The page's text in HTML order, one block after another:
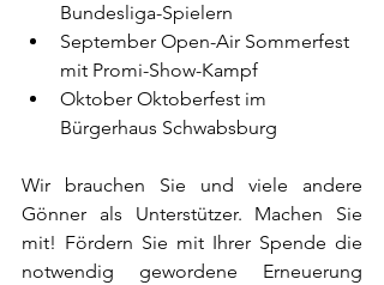
Bundesliga-Spielern
September Open-Air Sommerfest
mit Promi-Show-Kampf
Oktober Oktoberfest im
Bürgerhaus Schwabsburg
Wir brauchen Sie und viele andere
Gönner als Unterstützer. Machen Sie
mit! Fördern Sie mit Ihrer Spende die
notwendig gewordene Erneuerung